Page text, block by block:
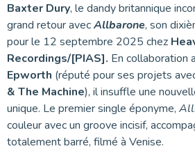
Baxter Dury, le dandy britannique
grand retour avecAllbarone, son
pour le 12 septembre 2025 chez
Recordings/[PIAS]. En collaboration
Epworth (réputé pour ses projets
& The Machine), il insuffle une
unique. Le premier single éponyme,
couleur avec un groove incisif,
totalement barré, filmé à Venise.